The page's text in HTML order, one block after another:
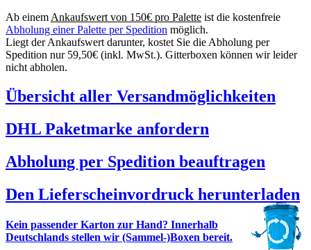
Ab einem Ankaufswert von 150€ pro Palette ist die kostenfreie
Abholung einer Palette per Spedition möglich.
Liegt der Ankaufswert darunter, kostet Sie die Abholung per
Spedition nur 59,50€ (inkl. MwSt.). Gitterboxen können wir leider
nicht abholen.
Übersicht aller Versandmöglichkeiten
DHL Paketmarke anfordern
Abholung per Spedition beauftragen
Den Lieferscheinvordruck herunterladen
Kein passender Karton zur Hand? Innerhalb
Deutschlands stellen wir (Sammel-)Boxen bereit.